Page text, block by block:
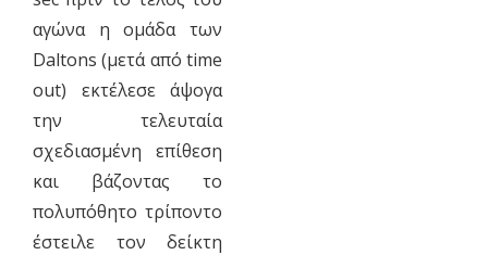
αγώνα η ομάδα των
Daltons (μετά από time
out) εκτέλεσε άψογα
την τελευταία
σχεδιασμένη επίθεση
και βάζοντας το
πολυπόθητο τρίποντο
έστειλε τον δείκτη